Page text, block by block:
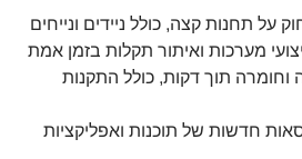
על תחנות קצה, כולל ניידים ונייחים
מערכות ואיתור תקלות בזמן אמת
וחומרה תוך דקות, כולל התקנות
חדשות של תוכנות ואפליקציות